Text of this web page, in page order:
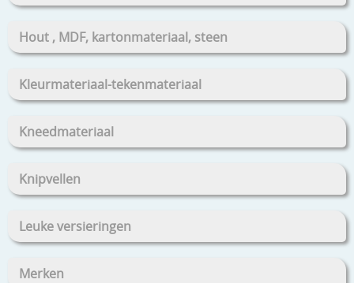
Hout , MDF, kartonmateriaal, steen
Kleurmateriaal-tekenmateriaal
Kneedmateriaal
Knipvellen
Leuke versieringen
Merken